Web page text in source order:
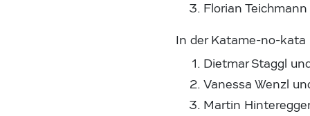
Florian
In der Katame-no-kata
Dietmar Staggl
Vanessa Wenzl
Martin